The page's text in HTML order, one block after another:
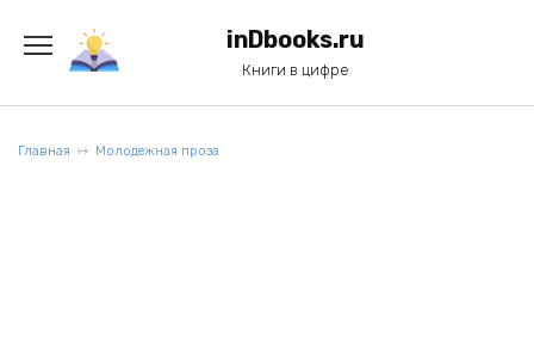
содержанию
inDbooks.ru
Книги в цифре
Главная Молодежная проза